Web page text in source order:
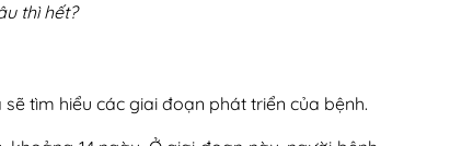
thì hết?
tìm hiểu các giai đoạn phát triển của bệnh.